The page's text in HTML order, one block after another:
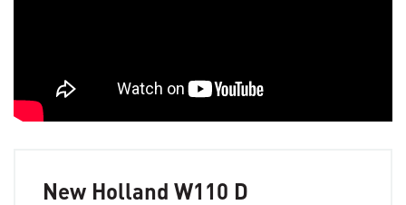
New Holland W110 D